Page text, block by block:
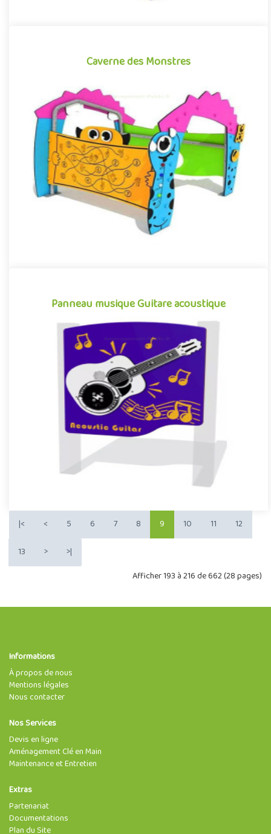
Caverne des Monstres
Caverne des Monstres
Structure pour aires de jeux, reprenant l’esthétique et les codes
graphiques des dessins animés et films d’animation pour enf..
Offre partenaire
Panneau musique Guitare acoustique
Panneau musique Guitare acoustique
Panneau d'éveil musical pour aire de jeux extérieurs simulant et
reproduisant avec beaucoup de réalisme et une excellente qua..
|< < 5 6 7 8 9 10 11
12
13
>
>|
Afficher 193 à 216 de 662 (28 pages)
Informations
À propos de nous
Mentions légales
Nous contacter
Nos Services
Devis en ligne
Aménagement Clé en Main
Maintenance et Entretien
Extras
Partenariat
Documentations
Plan du Site